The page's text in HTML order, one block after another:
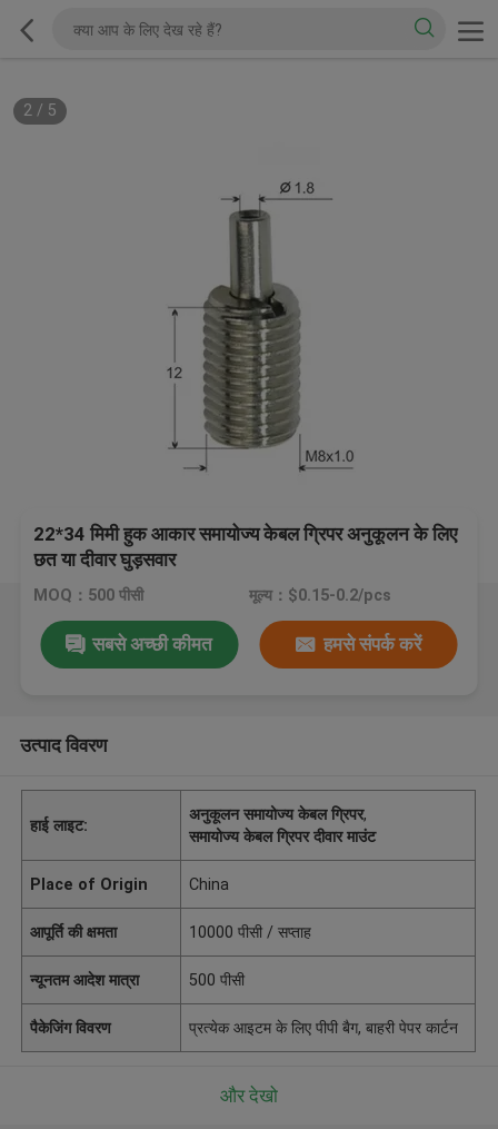
2/ 5
22*34 मिमी हुक आकार समायोज्य केबल ग्रिपर अनुकूलन के लिए
छत या दीवार घुड़सवार
MOQ：500 पीसी मूल्य：$0.15-0.2/pcs
सबसे अच्छी कीमत हमसे संपर्क करें
उत्पाद विवरण
हाई लाइट:
अनुकूलन समायोज्य केबल ग्रिपर,
समायोज्य केबल ग्रिपर दीवार माउंट
Place of Origin China
आपूर्ति की क्षमता 10000 पीसी / सप्ताह
न्यूनतम आदेश मात्रा 500 पीसी
पैकेजिंग विवरण प्रत्येक आइटम के लिए पीपी बैग, बाहरी पेपर कार्टन
और देखो